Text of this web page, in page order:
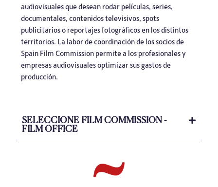
audiovisuales que desean rodar películas, series,
documentales, contenidos televisivos, spots
publicitarios o reportajes fotográficos en los distintos
territorios. La labor de coordinación de los socios de
Spain Film Commission permite a los profesionales y
empresas audiovisuales optimizar sus gastos de
producción.
SELECCIONE FILM COMMISSION -
FILM OFFICE